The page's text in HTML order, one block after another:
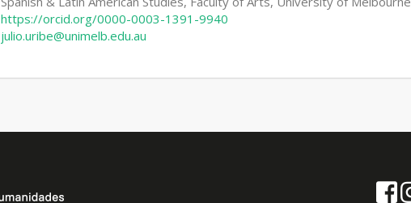
https://orcid.org/0000-0003-1391-9940
julio.uribe@unimelb.edu.au